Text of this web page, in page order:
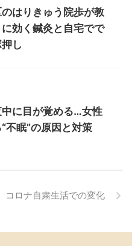
はりきゅう院歩が教
効く鍼灸と自宅でで
し
に目が覚める…女性
不眠”の原因と対策
コロナ自粛生活での変化